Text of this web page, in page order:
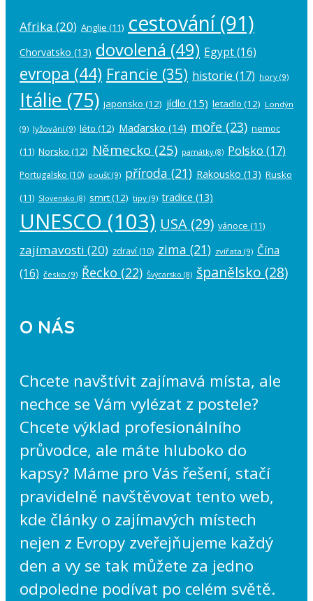
Afrika (20) Anglie (11) cestování(91)
Chorvatsko (13) dovolená (49) Egypt(16)
evropa (44) Francie (35) historie (17) hory (9)
Itálie (75) japonsko (12) jídlo (15) letadlo (12) Londýn
(9) lyžování (9) léto (12) Maďarsko (14) moře (23) nemoc
(11) Norsko (12) Německo (25) památky(8) Polsko (17)
Portugalsko (10) poušť(9) příroda (21) Rakousko (13) Rusko
(11) Slovensko (8) smrt(12) tipy (9) tradice (13)
UNESCO (103) USA (29) vánoce (11)
zajímavosti (20) zdraví (10) zima (21) zvířata (9) Čína
(16) česko (9) Řecko (22) Švýcarsko (8) španělsko (28)
O NÁS
Chcete navštívit zajímavá místa, ale
nechce se Vám vylézat z postele?
Chcete výklad profesionálního
průvodce, ale máte hluboko do
kapsy? Máme pro Vás řešení, stačí
pravidelně navštěvovat tento web,
kde články o zajímavých místech
nejen z Evropy zveřejňujeme každý
den a vy se tak můžete za jedno
odpoledne podívat po celém světě.